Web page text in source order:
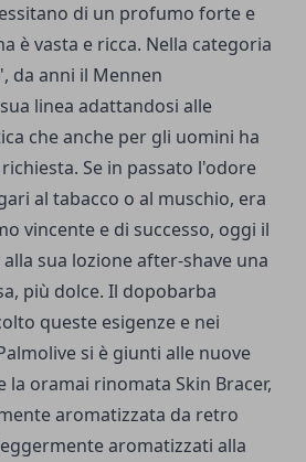
di un profumo forte e
è vasta e ricca. Nella categoria
da anni il Mennen
linea adattandosi alle
che anche per gli uomini ha
Se in passato l'odore
al tabacco o al muschio, era
vincente e di successo, oggi il
sua lozione after-shave una
più dolce. Il dopobarba
queste esigenze e nei
si è giunti alle nuove
oramai rinomata Skin Bracer,
aromatizzata da retro
aromatizzati alla